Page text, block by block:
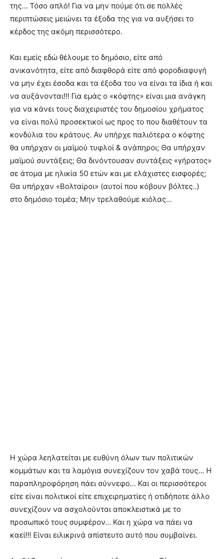
της… Τόσο απλό! Για να μην πούμε ότι σε πολλές
περιπτώσεις μειώνει τα έξοδα της για να αυξήσει το
κέρδος της ακόμη περισσότερο.
Και εμείς εδώ θέλουμε το δημόσιο, είτε από
ανικανότητα, είτε από διαφθορά είτε από φοροδιαφυγή
να μην έχει έσοδα και τα έξοδα του να είναι τα ίδια ή και
να αυξάνονται!!! Για εμάς ο «κόφτης» είναι μια ανάγκη
για να κάνει τους διαχειριστές του δημοσίου χρήματος
να είναι πολύ προσεκτικοί ως προς το που διαθέτουν τα
κονδύλια του κράτους. Αν υπήρχε παλιότερα ο κόφτης
θα υπήρχαν οι μαϊμού τυφλοί & ανάπηροι; Θα υπήρχαν
μαϊμού συντάξεις; Θα δινόντουσαν συντάξεις «γήρατος»
σε άτομα με ηλικία 50 ετών και με ελάχιστες εισφορές;
Θα υπήρχαν «Βολταίροι» (αυτοί που κόβουν βόλτες..)
στο δημόσιο τομέα; Μην τρελαθούμε κιόλας…
Η χώρα λεηλατείται με ευθύνη όλων των πολιτικών
κομμάτων και τα λαμόγια συνεχίζουν τον χαβά τους… Η
παραπληροφόρηση πάει σύννεφο… Και οι περισσότεροι
είτε είναι πολιτικοί είτε επιχειρηματίες ή οτιδήποτε άλλο
συνεχίζουν να ασχολούνται αποκλειστικά με το
προσωπικό τους συμφέρον… Και η χώρα να πάει να
καεί!!! Είναι ειλικρινά απίστευτο αυτό που συμβαίνει.